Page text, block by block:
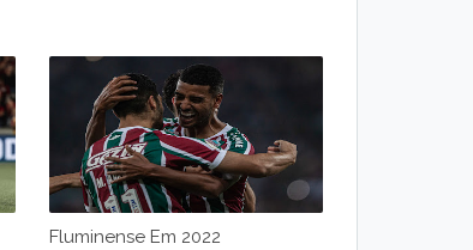
Fluminense Em 2022